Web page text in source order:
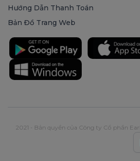
Hướng Dẫn Thanh Toán
Bản Đồ Trang Web
2021 - Bản quyền của Công ty Cổ phần